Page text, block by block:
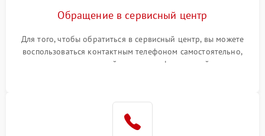
Обращение в сервисный центр
Для того, чтобы обратиться в сервисный центр, вы можете
воспользоваться контактным телефоном самостоятельно,
или оставить свой номер телефона на сайте